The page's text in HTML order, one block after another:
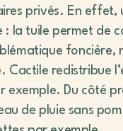
privés. En effet,
la tuile permet de
Cactile redistribue
Du côté
de pluie sans